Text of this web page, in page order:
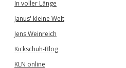
In voller Länge
Janus' kleine Welt
Jens Weinreich
Kickschuh-Blog
KLN online